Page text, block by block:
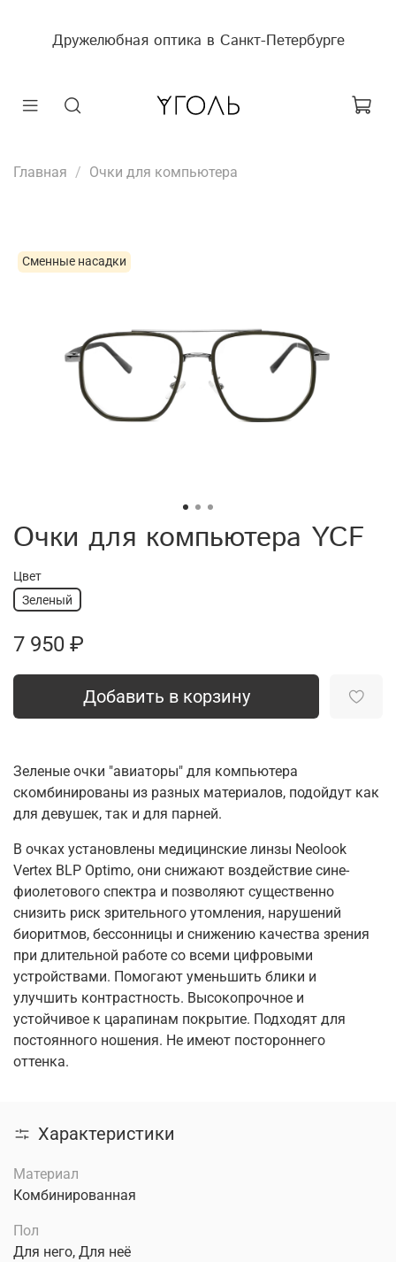
Дружелюбная оптика в Санкт-Петербурге
Главная Очки для компьютера
Сменные насадки
Очки для компьютера YCF
Цвет
Зеленый
7 950 ₽
Добавить в корзину
Зеленые очки "авиаторы" для компьютера
скомбинированы из разных материалов, подойдут как
для девушек, так и для парней.
В очках установлены медицинские линзы Neolook
Vertex BLP Optimo, они снижают воздействие сине-
фиолетового спектра и позволяют существенно
снизить риск зрительного утомления, нарушений
биоритмов, бессонницы и снижению качества зрения
при длительной работе со всеми цифровыми
устройствами. Помогают уменьшить блики и
улучшить контрастность. Высокопрочное и
устойчивое к царапинам покрытие. Подходят для
постоянного ношения. Не имеют постороннего
оттенка.
Характеристики
Материал
Комбинированная
Пол
Для него, Для неё